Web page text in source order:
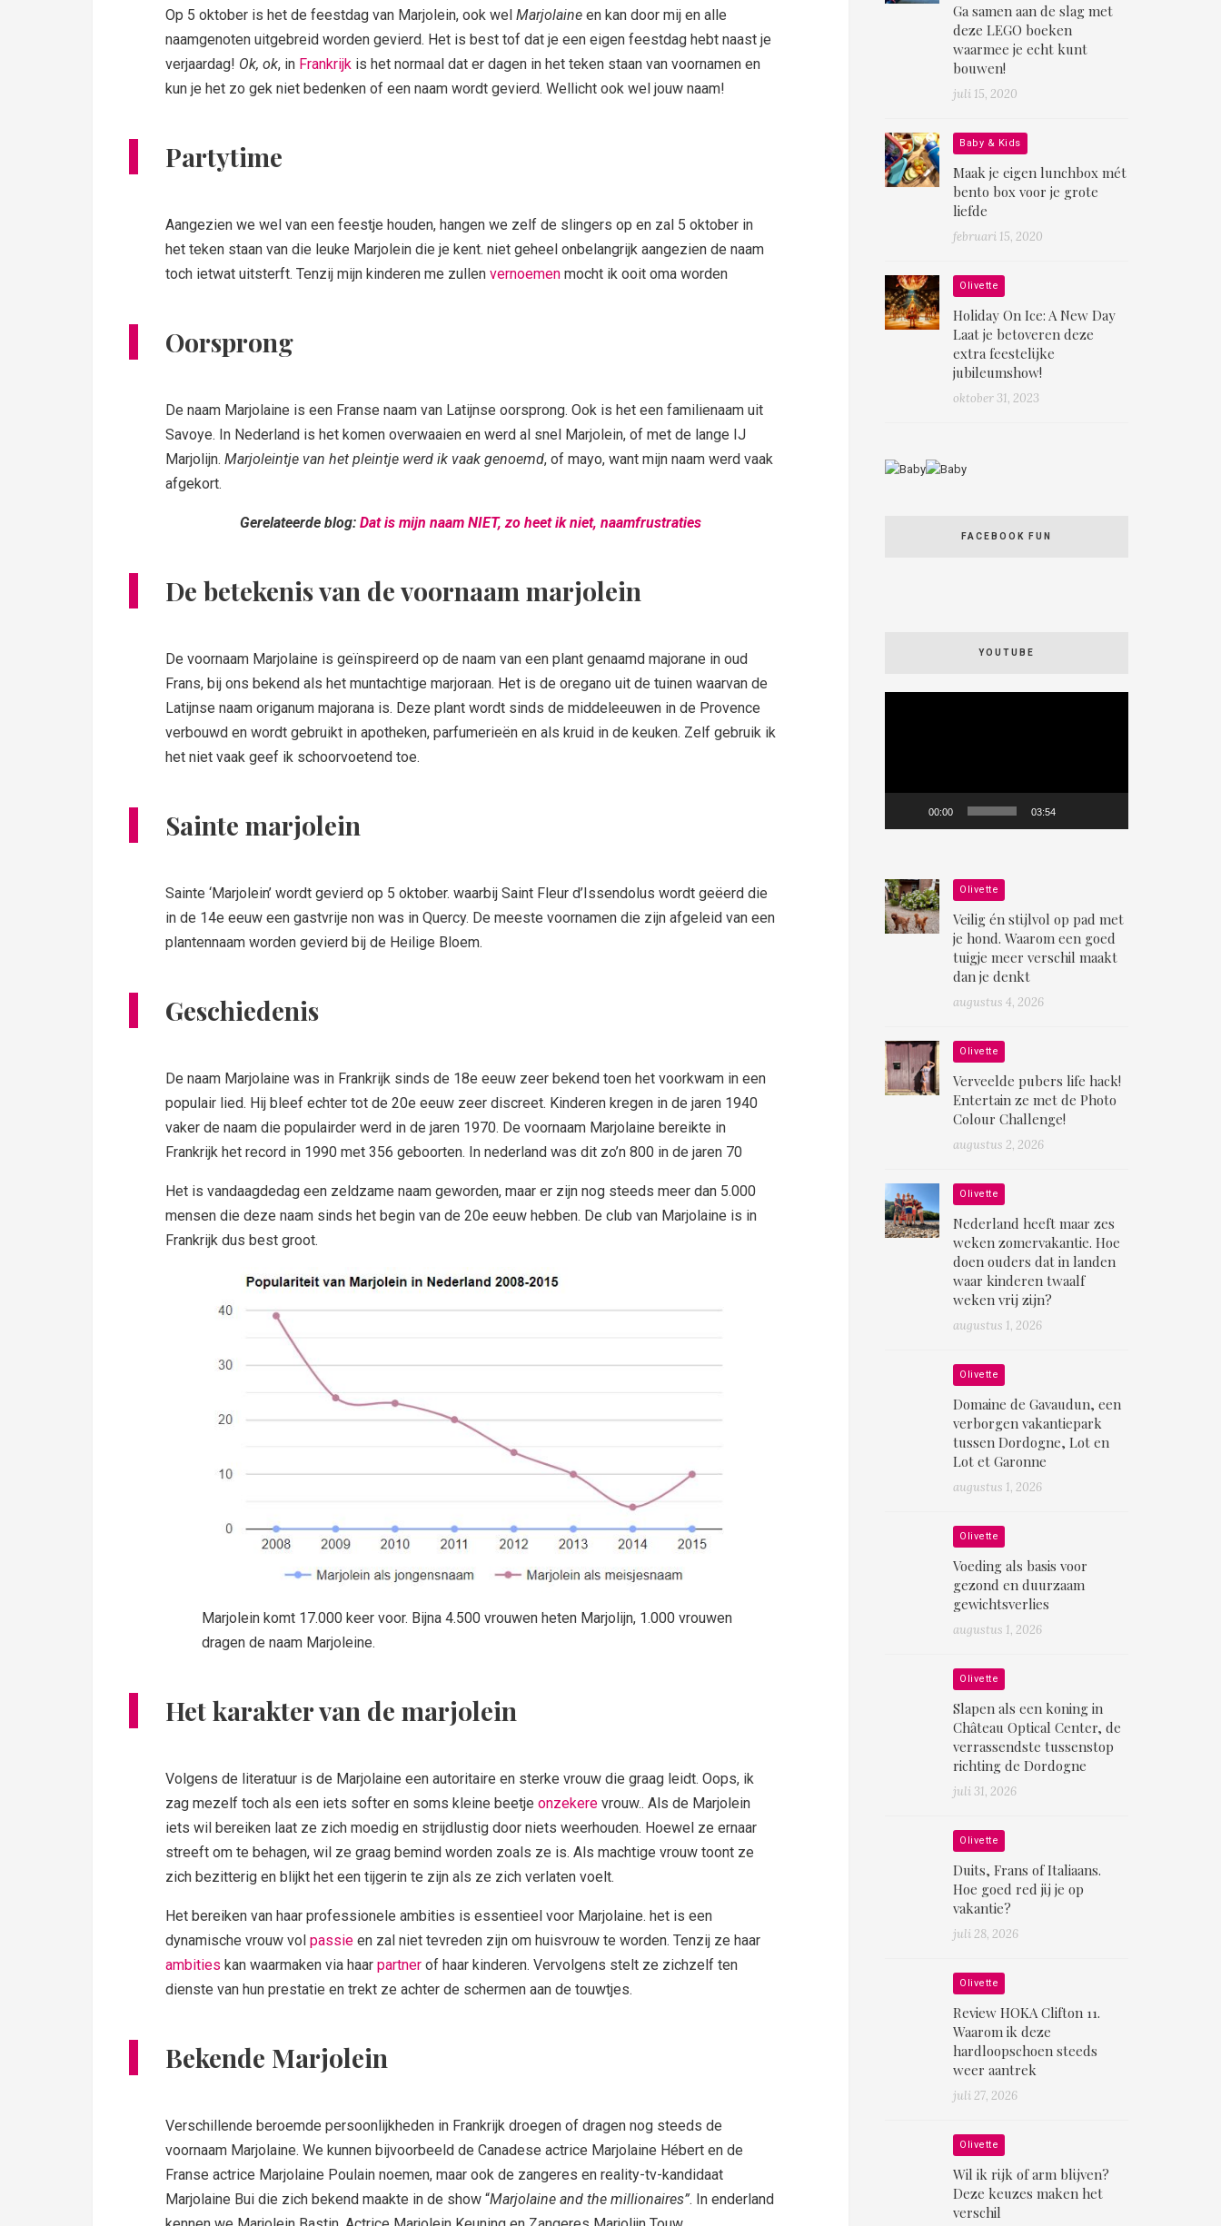
Op 5 oktober is het de feestdag van Marjolein, ook wel Marjolaine en kan door mij en alle
naamgenoten uitgebreid worden gevierd. Het is best tof dat je een eigen feestdag hebt naast je
verjaardag! Ok, ok, in Frankrijk is het normaal dat er dagen in het teken staan van voornamen en
kun je het zo gek niet bedenken of een naam wordt gevierd. Wellicht ook wel jouw naam!
Partytime
Aangezien we wel van een feestje houden, hangen we zelf de slingers op en zal 5 oktober in
het teken staan van die leuke Marjolein die je kent. niet geheel onbelangrijk aangezien de naam
toch ietwat uitsterft. Tenzij mijn kinderen me zullen vernoemen mocht ik ooit oma worden
Oorsprong
De naam Marjolaine is een Franse naam van Latijnse oorsprong. Ook is het een familienaam uit
Savoye. In Nederland is het komen overwaaien en werd al snel Marjolein, of met de lange IJ
Marjolijn. Marjoleintje van het pleintje werd ik vaak genoemd, of mayo, want mijn naam werd vaak
afgekort.
Gerelateerde blog: Dat is mijn naam NIET, zo heet ik niet, naamfrustraties
De betekenis van de voornaam marjolein
De voornaam Marjolaine is geïnspireerd op de naam van een plant genaamd majorane in oud
Frans, bij ons bekend als het muntachtige marjoraan. Het is de oregano uit de tuinen waarvan de
Latijnse naam origanum majorana is. Deze plant wordt sinds de middeleeuwen in de Provence
verbouwd en wordt gebruikt in apotheken, parfumerieën en als kruid in de keuken. Zelf gebruik ik
het niet vaak geef ik schoorvoetend toe.
Sainte marjolein
Sainte ‘Marjolein’ wordt gevierd op 5 oktober. waarbij Saint Fleur d’Issendolus wordt geëerd die
in de 14e eeuw een gastvrije non was in Quercy. De meeste voornamen die zijn afgeleid van een
plantennaam worden gevierd bij de Heilige Bloem.
Geschiedenis
De naam Marjolaine was in Frankrijk sinds de 18e eeuw zeer bekend toen het voorkwam in een
populair lied. Hij bleef echter tot de 20e eeuw zeer discreet. Kinderen kregen in de jaren 1940
vaker de naam die populairder werd in de jaren 1970. De voornaam Marjolaine bereikte in
Frankrijk het record in 1990 met 356 geboorten. In nederland was dit zo’n 800 in de jaren 70
Het is vandaagdedag een zeldzame naam geworden, maar er zijn nog steeds meer dan 5.000
mensen die deze naam sinds het begin van de 20e eeuw hebben. De club van Marjolaine is in
Frankrijk dus best groot.
Marjolein komt 17.000 keer voor. Bijna 4.500 vrouwen heten Marjolijn, 1.000 vrouwen
dragen de naam Marjoleine.
Het karakter van de marjolein
Volgens de literatuur is de Marjolaine een autoritaire en sterke vrouw die graag leidt. Oops, ik
zag mezelf toch als een iets softer en soms kleine beetje onzekere vrouw.. Als de Marjolein
iets wil bereiken laat ze zich moedig en strijdlustig door niets weerhouden. Hoewel ze ernaar
streeft om te behagen, wil ze graag bemind worden zoals ze is. Als machtige vrouw toont ze
zich bezitterig en blijkt het een tijgerin te zijn als ze zich verlaten voelt.
Het bereiken van haar professionele ambities is essentieel voor Marjolaine. het is een
dynamische vrouw vol passie en zal niet tevreden zijn om huisvrouw te worden. Tenzij ze haar
ambities kan waarmaken via haar partner of haar kinderen. Vervolgens stelt ze zichzelf ten
dienste van hun prestatie en trekt ze achter de schermen aan de touwtjes.
Bekende Marjolein
Verschillende beroemde persoonlijkheden in Frankrijk droegen of dragen nog steeds de
voornaam Marjolaine. We kunnen bijvoorbeeld de Canadese actrice Marjolaine Hébert en de
Franse actrice Marjolaine Poulain noemen, maar ook de zangeres en reality-tv-kandidaat
Marjolaine Bui die zich bekend maakte in de show “Marjolaine and the millionaires”. In enderland
Ga samen aan de slag met
deze LEGO boeken
waarmee je echt kunt
bouwen!
juli 15, 2020
Baby & Kids
Maak je eigen lunchbox mét
bento box voor je grote
liefde
februari 15, 2020
Olivette
Holiday On Ice: A New Day
Laat je betoveren deze
extra feestelijke
jubileumshow!
oktober 31, 2023
FACEBOOK FUN
YOUTUBE
00:00 03:54
Olivette
Veilig én stijlvol op pad met
je hond. Waarom een goed
tuigje meer verschil maakt
dan je denkt
augustus 4, 2026
Olivette
Verveelde pubers life hack!
Entertain ze met de Photo
Colour Challenge!
augustus 2, 2026
Olivette
Nederland heeft maar zes
weken zomervakantie. Hoe
doen ouders dat in landen
waar kinderen twaalf
weken vrij zijn?
augustus 1, 2026
Olivette
Domaine de Gavaudun, een
verborgen vakantiepark
tussen Dordogne, Lot en
Lot et Garonne
augustus 1, 2026
Olivette
Voeding als basis voor
gezond en duurzaam
gewichtsverlies
augustus 1, 2026
Olivette
Slapen als een koning in
Château Optical Center, de
verrassendste tussenstop
richting de Dordogne
juli 31, 2026
Olivette
Duits, Frans of Italiaans.
Hoe goed red jij je op
vakantie?
juli 28, 2026
Olivette
Review HOKA Clifton 11.
Waarom ik deze
hardloopschoen steeds
weer aantrek
juli 27, 2026
Olivette
Wil ik rijk of arm blijven?
Deze keuzes maken het
verschil